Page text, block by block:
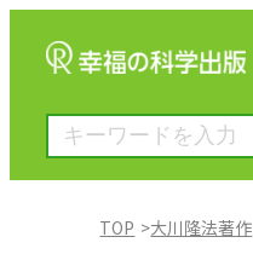
TOP 大川隆法著作